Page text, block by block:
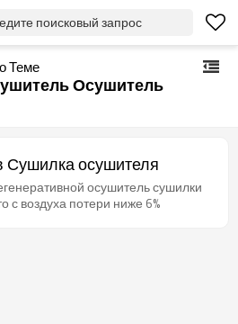
поисковый запрос
Теме
Осушитель
Сушилка осушителя
осушитель сушилки
с воздуха потери ниже 6%